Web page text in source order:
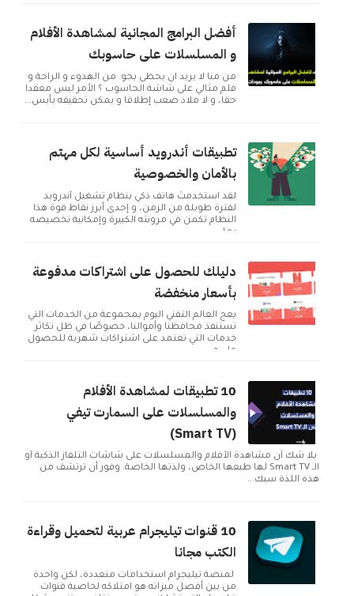
أفضل البرامج المجانية لمشاهدة الأفلام
و المسلسلات على حاسوبك
من منا لا يريد ان يحظى بجو من الهدوء و الراحة و
فلم مثالي على شاشة الحاسوب ؟ الأمر ليس معقدا
حقا، و لا ملاذ صعب إطلاقا و يمكن تحقيقه بأبس...
تطبيقات أندرويد أساسية لكل مهتم
بالأمان والخصوصية
لقد استخدمتُ هاتف ذكي بنظام تشغيل أندرويد
لفترة طويلة من الزمن، و إحدى أبرز نقاط قوة هذا
النظام تكمن في مرونته الكبيرة وإمكانية تخصيصه
بما ...
دليلك للحصول على اشتراكات مدفوعة
بأسعار منخفضة
يعج العالم التقني اليوم بمجموعة من الخدمات التي
تستنفذ محافظنا وأموالنا، خصوصًا في ظل تكاثر
خدمات التي تعتمد على اشتراكات شهرية للحصول
على م...
10 تطبيقات لمشاهدة الأفلام
والمسلسلات على السمارت تيفي
(Smart TV)
بلا شك أن مشاهدة الأفلام والمسلسلات على شاشات التلفاز الذكية أو
الـ Smart TV لها طبعها الخاص، ولذتها الخاصة. وفور أن ترتشف من
هذه اللذة سيك...
10 قنوات تيليجرام عربية لتحميل وقراءة
الكتب مجانا
لمنصة تيليجرام استخدامات متعددة، لكن واحدة
من بين أفضل ميزاته هو امتلاكه لخاصية قنوات